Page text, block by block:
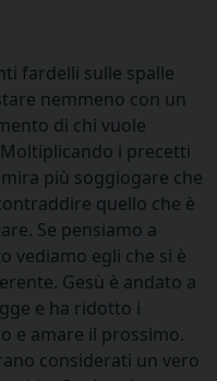
fardelli sulle spalle
nemmeno con un
di chi vuole
i precetti
più soggiogare che
quello che è
Se pensiamo a
vediamo egli che si è
Gesù è andato a
e ha ridotto i
e amare il prossimo.
considerati un vero